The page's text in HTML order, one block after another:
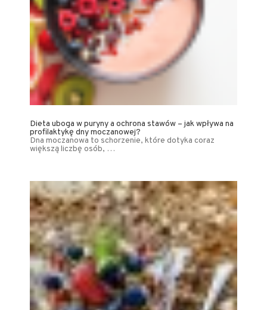
Dieta uboga w puryny a ochrona stawów – jak wpływa na
profilaktykę dny moczanowej?
Dna moczanowa to schorzenie, które dotyka coraz
większą liczbę osób, …